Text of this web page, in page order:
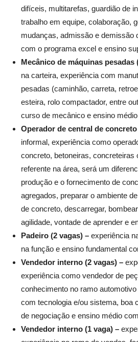
difíceis, multitarefas, guardião de
trabalho em equipe, colaboração,
mudanças, admissão e demissão
com o programa excel e ensino
Mecânico de máquinas pesadas
na carteira, experiência com
pesadas (caminhão, carreta,
esteira, rolo compactador, entre
curso de mecânico e ensino
Operador de central de concreto
informal, experiência como
concreto, betoneiras, concreteiras
referente na área, será um
produção e o fornecimento de
agregados, preparar o ambiente
de concreto, descarregar,
agilidade, vontade de aprender e
Padeiro (2 vagas) – experiência
na função e ensino fundamental
Vendedor interno (2 vagas) –
experiência como vendedor de
conhecimento no ramo
com tecnologia e/ou sistema, boa
de negociação e ensino médio
Vendedor interno (1 vaga) –